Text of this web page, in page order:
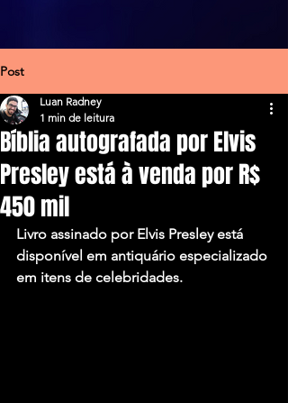
Post
Bíblia autografada por Elvis
Presley está à venda por R$
450 mil
Luan Radney
1 min de leitura
Livro assinado por Elvis Presley está
disponível em antiquário especializado
em itens de celebridades.